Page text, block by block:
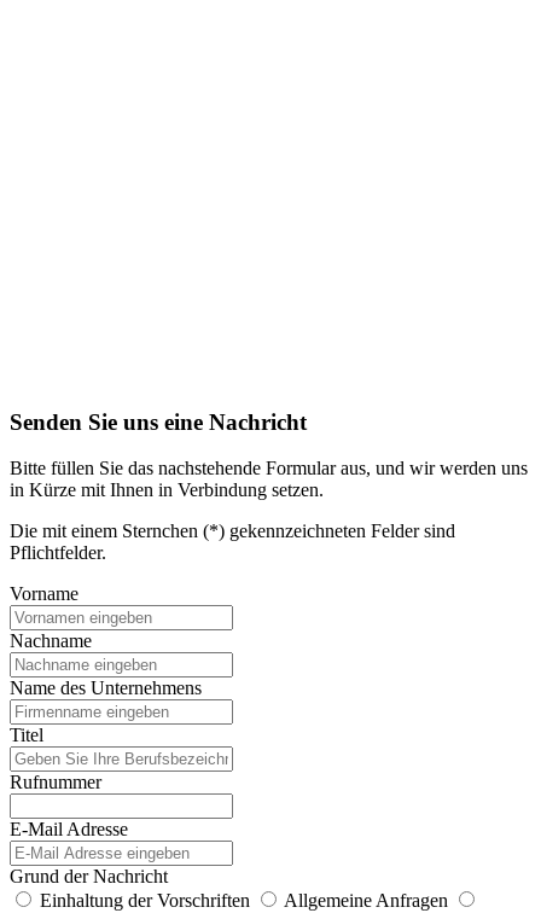
Senden Sie uns eine Nachricht
Bitte füllen Sie das nachstehende Formular aus, und wir werden uns
in Kürze mit Ihnen in Verbindung setzen.
Die mit einem Sternchen (*) gekennzeichneten Felder sind
Pflichtfelder.
Vorname
Nachname
Name des Unternehmens
Titel
Rufnummer
E-Mail Adresse
Grund der Nachricht
Einhaltung der Vorschriften
Allgemeine Anfragen